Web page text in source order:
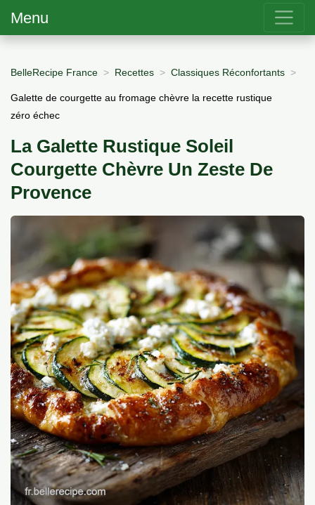
Menu
BelleRecipe France Recettes Classiques Réconfortants
Galette de courgette au fromage chèvre la recette rustique
zéro échec
La Galette Rustique Soleil
Courgette Chèvre Un Zeste De
Provence